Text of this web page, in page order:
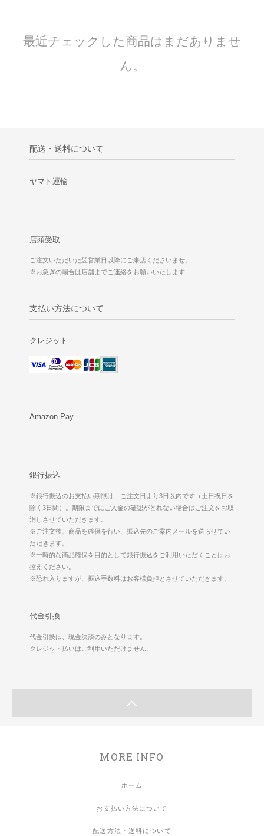
最近チェックした商品はまだありませ
ん。
配送・送料について
ヤマト運輸
店頭受取
ご注文いただいた翌営業日以降にご来店くださいませ。
※お急ぎの場合は店舗までご連絡をお願いいたします
支払い方法について
クレジット
Amazon Pay
銀行振込
※銀行振込のお支払い期限は、ご注文日より3日以内です（土日祝日を
除く3日間）。期限までにご入金の確認がとれない場合はご注文をお取
消しさせていただきます。
※ご注文後、商品を確保を行い、振込先のご案内メールを送らせてい
ただきます。
※一時的な商品確保を目的として銀行振込をご利用いただくことはお
控えください。
※恐れ入りますが、振込手数料はお客様負担とさせていただきます。
代金引換
代金引換は、現金決済のみとなります。
クレジット払いはご利用いただけません。
MORE INFO
ホーム
お支払い方法について
配送方法・送料について